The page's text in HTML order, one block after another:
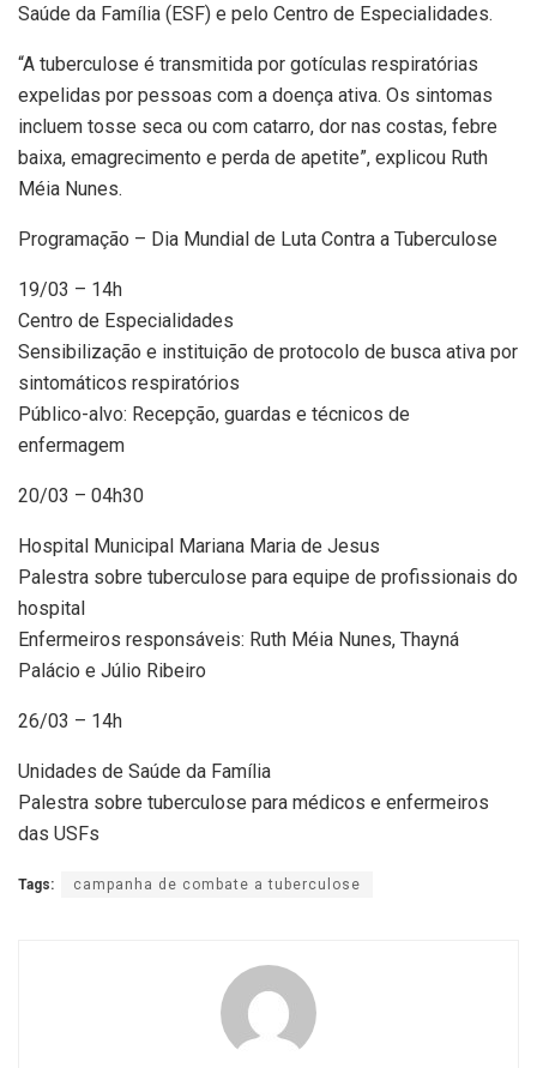
Saúde da Família (ESF) e pelo Centro de Especialidades.
“A tuberculose é transmitida por gotículas respiratórias
expelidas por pessoas com a doença ativa. Os sintomas
incluem tosse seca ou com catarro, dor nas costas, febre
baixa, emagrecimento e perda de apetite”, explicou Ruth
Méia Nunes.
Programação – Dia Mundial de Luta Contra a Tuberculose
19/03 – 14h
Centro de Especialidades
Sensibilização e instituição de protocolo de busca ativa por
sintomáticos respiratórios
Público-alvo: Recepção, guardas e técnicos de
enfermagem
20/03 – 04h30
Hospital Municipal Mariana Maria de Jesus
Palestra sobre tuberculose para equipe de profissionais do
hospital
Enfermeiros responsáveis: Ruth Méia Nunes, Thayná
Palácio e Júlio Ribeiro
26/03 – 14h
Unidades de Saúde da Família
Palestra sobre tuberculose para médicos e enfermeiros
das USFs
Tags: campanha de combate a tuberculose